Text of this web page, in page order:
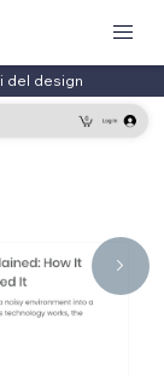
del design